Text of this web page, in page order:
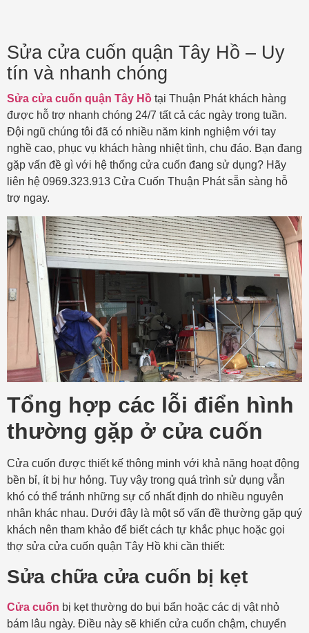
Sửa cửa cuốn quận Tây Hồ – Uy
tín và nhanh chóng
Sửa cửa cuốn quận Tây Hồ tại Thuận Phát khách hàng
được hỗ trợ nhanh chóng 24/7 tất cả các ngày trong tuần.
Đội ngũ chúng tôi đã có nhiều năm kinh nghiệm với tay
nghề cao, phục vụ khách hàng nhiệt tình, chu đáo. Bạn đang
gặp vấn đề gì với hệ thống cửa cuốn đang sử dụng? Hãy
liên hệ 0969.323.913 Cửa Cuốn Thuận Phát sẵn sàng hỗ
trợ ngay.
Tổng hợp các lỗi điển hình
thường gặp ở cửa cuốn
Cửa cuốn được thiết kế thông minh với khả năng hoạt động
bền bỉ, ít bị hư hỏng. Tuy vậy trong quá trình sử dụng vẫn
khó có thể tránh những sự cố nhất định do nhiều nguyên
nhân khác nhau. Dưới đây là một số vấn đề thường gặp quý
khách nên tham khảo để biết cách tự khắc phục hoặc gọi
thợ sửa cửa cuốn quận Tây Hồ khi cần thiết:
Sửa chữa cửa cuốn bị kẹt
Cửa cuốn bị kẹt thường do bụi bẩn hoặc các dị vật nhỏ
bám lâu ngày. Điều này sẽ khiến cửa cuốn chậm, chuyển